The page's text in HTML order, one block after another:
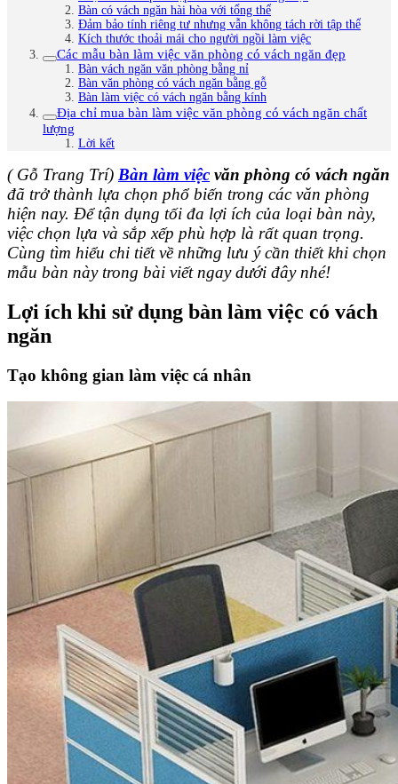
Bàn có vách ngăn hài hòa với tổng thể
Đảm bảo tính riêng tư nhưng vẫn không tách rời tập thể
Kích thước thoải mái cho người ngồi làm việc
Các mẫu bàn làm việc văn phòng có vách ngăn đẹp
Bàn vách ngăn văn phòng bằng nỉ
Bàn văn phòng có vách ngăn bằng gỗ
Bàn làm việc có vách ngăn bằng kính
Địa chỉ mua bàn làm việc văn phòng có vách ngăn chất
lượng
Lời kết
( Gỗ Trang Trí) Bàn làm việc văn phòng có vách ngăn
đã trở thành lựa chọn phổ biến trong các văn phòng
hiện nay. Để tận dụng tối đa lợi ích của loại bàn này,
việc chọn lựa và sắp xếp phù hợp là rất quan trọng.
Cùng tìm hiểu chi tiết về những lưu ý cần thiết khi chọn
mẫu bàn này trong bài viết ngay dưới đây nhé!
Lợi ích khi sử dụng bàn làm việc có vách
ngăn
Tạo không gian làm việc cá nhân